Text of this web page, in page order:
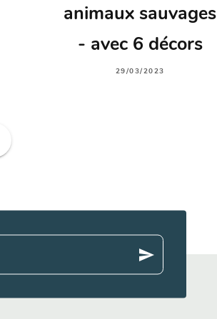
animaux sauvages
- avec 6 décors
29/03/2023
send